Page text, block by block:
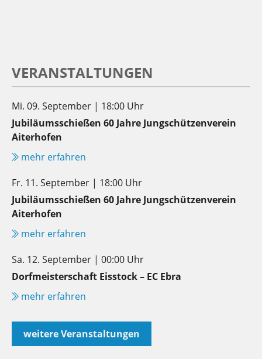
VERANSTALTUNGEN
Mi. 09. September | 18:00 Uhr
Jubiläumsschießen 60 Jahre Jungschützenverein
Aiterhofen
mehr erfahren
Fr. 11. September | 18:00 Uhr
Jubiläumsschießen 60 Jahre Jungschützenverein
Aiterhofen
mehr erfahren
Sa. 12. September | 00:00 Uhr
Dorfmeisterschaft Eisstock – EC Ebra
mehr erfahren
weitere Veranstaltungen